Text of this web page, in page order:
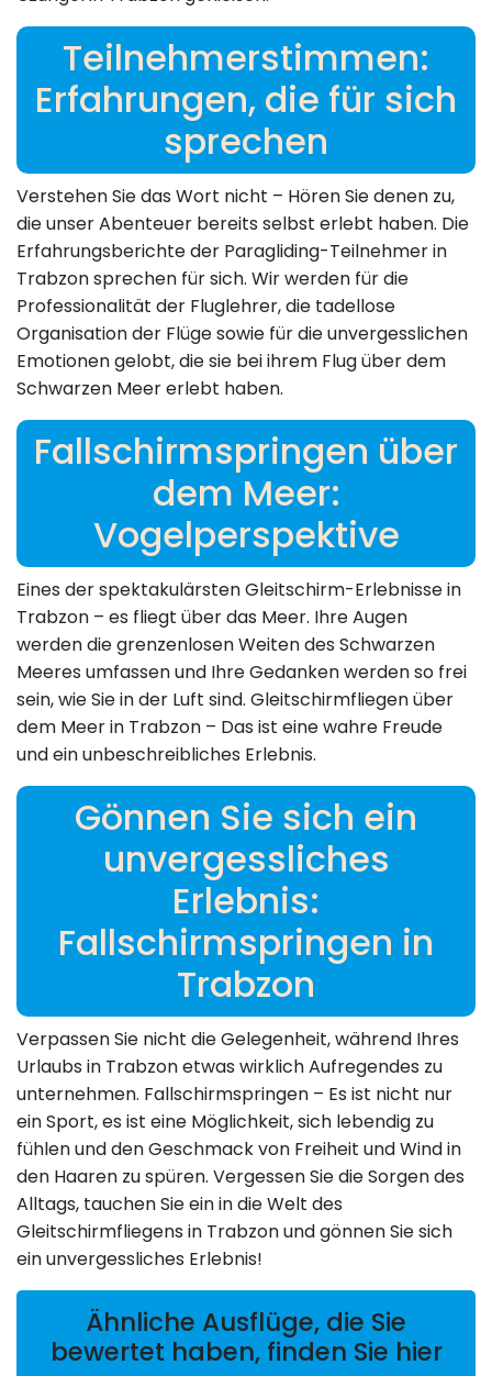
Teilnehmerstimmen:
Erfahrungen, die für sich
sprechen
Verstehen Sie das Wort nicht – Hören Sie denen zu,
die unser Abenteuer bereits selbst erlebt haben. Die
Erfahrungsberichte der Paragliding-Teilnehmer in
Trabzon sprechen für sich. Wir werden für die
Professionalität der Fluglehrer, die tadellose
Organisation der Flüge sowie für die unvergesslichen
Emotionen gelobt, die sie bei ihrem Flug über dem
Schwarzen Meer erlebt haben.
Fallschirmspringen über
dem Meer:
Vogelperspektive
Eines der spektakulärsten Gleitschirm-Erlebnisse in
Trabzon – es fliegt über das Meer. Ihre Augen
werden die grenzenlosen Weiten des Schwarzen
Meeres umfassen und Ihre Gedanken werden so frei
sein, wie Sie in der Luft sind. Gleitschirmfliegen über
dem Meer in Trabzon – Das ist eine wahre Freude
und ein unbeschreibliches Erlebnis.
Gönnen Sie sich ein
unvergessliches
Erlebnis:
Fallschirmspringen in
Trabzon
Verpassen Sie nicht die Gelegenheit, während Ihres
Urlaubs in Trabzon etwas wirklich Aufregendes zu
unternehmen. Fallschirmspringen – Es ist nicht nur
ein Sport, es ist eine Möglichkeit, sich lebendig zu
fühlen und den Geschmack von Freiheit und Wind in
den Haaren zu spüren. Vergessen Sie die Sorgen des
Alltags, tauchen Sie ein in die Welt des
Gleitschirmfliegens in Trabzon und gönnen Sie sich
ein unvergessliches Erlebnis!
Ähnliche Ausflüge, die Sie
bewertet haben, finden Sie hier